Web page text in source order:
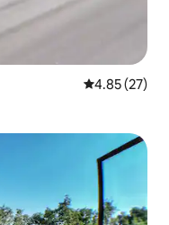
レビュー27
4.85 (27)